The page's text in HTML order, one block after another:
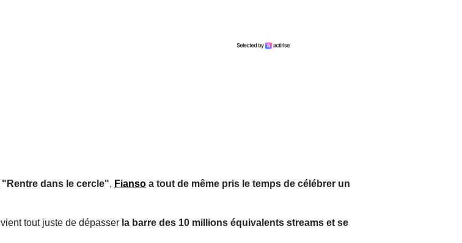
"Rentre dans le cercle", Fianso a tout de même pris le temps de célébrer un
vient tout juste de dépasser la barre des 10 millions équivalents streams et se